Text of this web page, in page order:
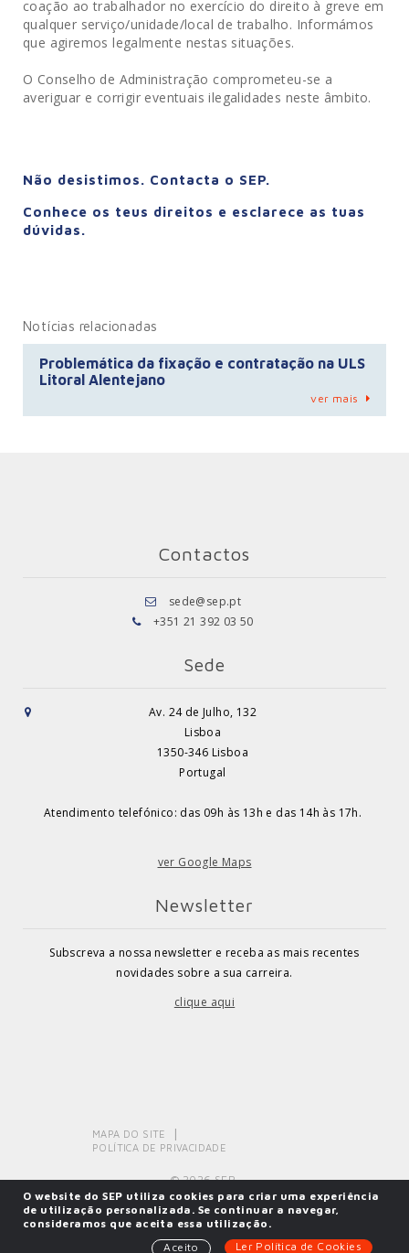
coação ao trabalhador no exercício do direito à greve em
qualquer serviço/unidade/local de trabalho. Informámos
que agiremos legalmente nestas situações.
O Conselho de Administração comprometeu-se a
averiguar e corrigir eventuais ilegalidades neste âmbito.
Não desistimos. Contacta o SEP.
Conhece os teus direitos e esclarece as tuas
dúvidas.
Notícias relacionadas
Problemática da fixação e contratação na ULS
Litoral Alentejano
ver mais
Contactos
sede@sep.pt
+351 21 392 03 50
Sede
Av. 24 de Julho, 132
Lisboa
1350-346 Lisboa
Portugal
Atendimento telefónico: das 09h às 13h e das 14h às 17h.
ver Google Maps
Newsletter
Subscreva a nossa newsletter e receba as mais recentes
novidades sobre a sua carreira.
clique aqui
MAPA DO SITE
POLÍTICA DE PRIVACIDADE
© 2026 SEP.
Powered bySOLOS
O website do SEP utiliza cookies para criar uma experiência
de utilização personalizada. Se continuar a navegar,
consideramos que aceita essa utilização.
Ler Política de Cookies
Aceito